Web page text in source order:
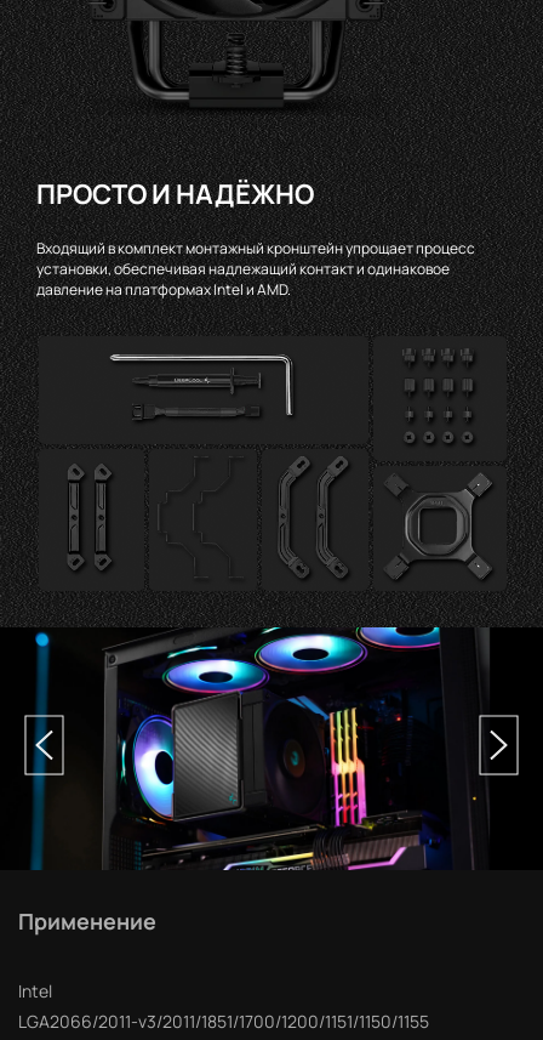
ПРОСТО И НАДЁЖНО
Входящий в комплект монтажный кронштейн упрощает процесс
установки, обеспечивая надлежащий контакт и одинаковое
давление на платформах Intel и AMD.
Применение
Intel
LGA2066/2011-v3/2011/1851/1700/1200/1151/1150/1155